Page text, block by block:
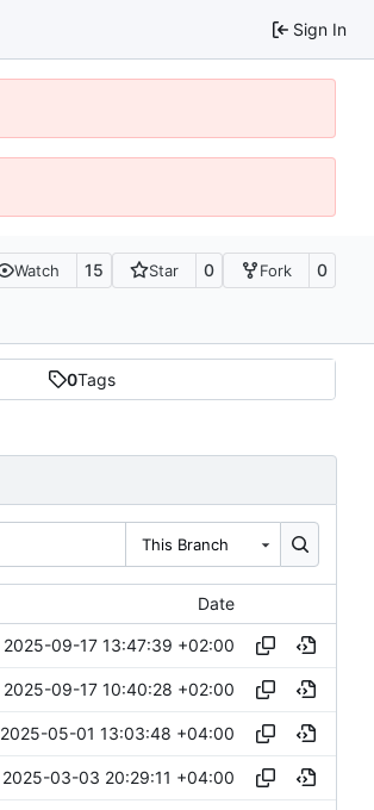
Sign In
Watch 15 Star 0 Fork 0
0Tags
This Branch
Date
2025-09-17 13:47:39 +02:00
2025-09-17 10:40:28 +02:00
2025-05-01 13:03:48 +04:00
2025-03-03 20:29:11 +04:00